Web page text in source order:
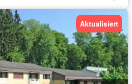
Aktualisiert